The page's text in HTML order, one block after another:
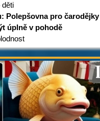
děti
Polepšovna pro čarodějky
úplně v pohodě